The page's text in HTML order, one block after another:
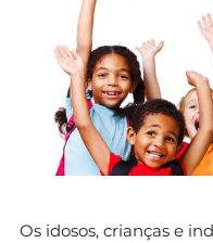
Os idosos, crianças e